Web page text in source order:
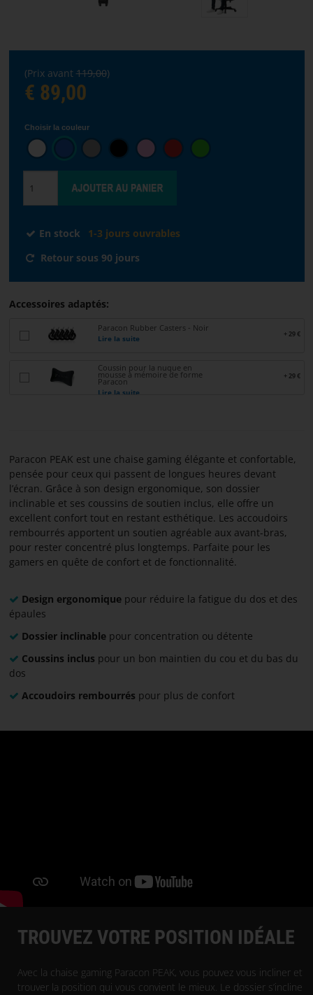
Choisir
ACCUEIL
LOGICIELS
DISTRIBUTEURS
CONDITIONS
NOUS
CONTACTER
PROPOS
(Prix avant119,00)
€ 89,00
Choisir la couleur
En stock
1-3 jours ouvrables
Retour sous 90 jours
Accessoires adaptés:
Paracon Rubber Casters - Noir
Lire la suite + 29 €
Coussin pour la nuque en
mousse à mémoire de forme
Paracon
Lire la suite
+ 29 €
Paracon PEAK est une chaise gaming élégante et confortable,
pensée pour ceux qui passent de longues heures devant
l’écran. Grâce à son design ergonomique, son dossier
inclinable et ses coussins de soutien inclus, elle offre un
excellent confort tout en restant esthétique. Les accoudoirs
rembourrés apportent un soutien agréable aux avant-bras,
pour rester concentré plus longtemps. Parfaite pour les
gamers en quête de confort et de fonctionnalité.
Design ergonomiquepour réduire la fatigue du dos et des
épaules
Dossier inclinablepour concentration ou détente
Coussins inclus pour un bon maintien du cou et du bas du
dos
Accoudoirs rembourrés pour plus de confort
TROUVEZ VOTRE POSITION IDÉALE
Avec la chaise gaming Paracon PEAK, vous pouvez vous incliner et
trouver la position qui vous convient le mieux. Le dossier s’incline